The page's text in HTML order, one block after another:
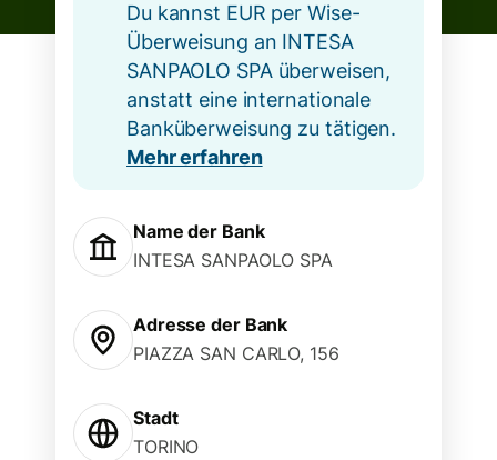
Du kannst EUR per Wise-
Überweisung an INTESA
SANPAOLO SPA überweisen,
anstatt eine internationale
Banküberweisung zu tätigen.
Mehr erfahren
Name der Bank
INTESA SANPAOLO SPA
Adresse der Bank
PIAZZA SAN CARLO, 156
Stadt
TORINO